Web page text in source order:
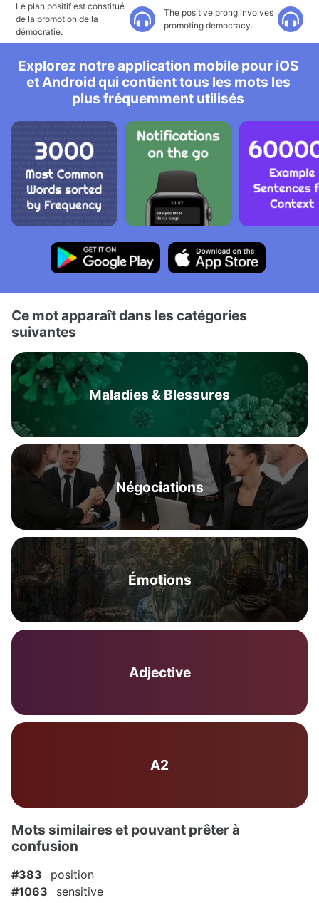
Le plan positif est constitué
de la promotion de la
démocratie.
The positive prong involves
promoting democracy.
Explorez notre application mobile pour iOS
et Android qui contient tous les mots les
plus fréquemment utilisés
Ce mot apparaît dans les catégories
suivantes
Maladies & Blessures
Négociations
Émotions
Adjective
A2
Mots similaires et pouvant prêter à
confusion
#383
position
#1063
sensitive